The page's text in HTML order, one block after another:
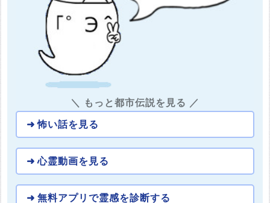
＼ もっと都市伝説を見る ／
怖い話を見る
心霊動画を見る
無料アプリで霊感を診断する